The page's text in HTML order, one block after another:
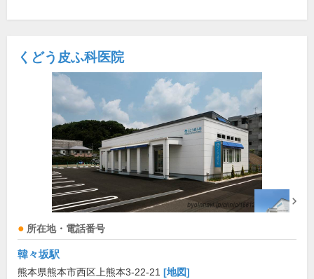
くどう皮ふ科医院
所在地・電話番号
韓々坂駅
熊本県熊本市西区上熊本3-22-21 [地図]